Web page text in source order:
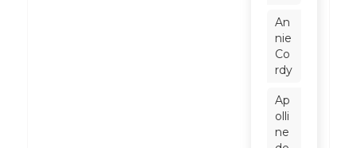
An
nie
Co
rdy
Ap
olli
ne